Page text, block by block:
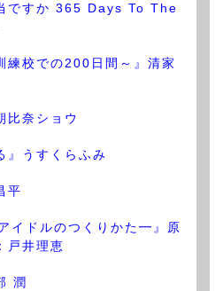
ですか 365 Days To The
練校での200日間～』清家
比奈ショウ
』うすくらふみ
平
イドルのつくりかた━』原
戸井理恵
潤